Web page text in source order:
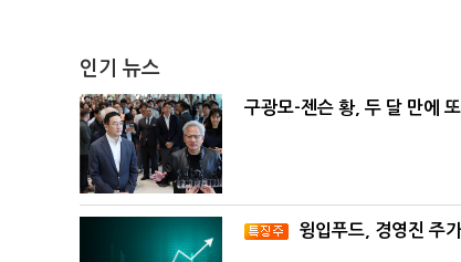
인기 뉴스
구광모-젠슨 황, 두 달 만에
윙입푸드, 경영진 주